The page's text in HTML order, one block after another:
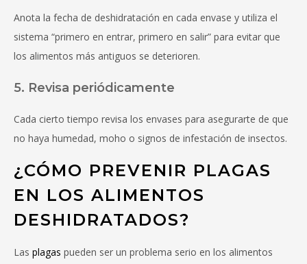
Anota la fecha de deshidratación en cada envase y utiliza el
sistema “primero en entrar, primero en salir” para evitar que
los alimentos más antiguos se deterioren.
5. Revisa periódicamente
Cada cierto tiempo revisa los envases para asegurarte de que
no haya humedad, moho o signos de infestación de insectos.
¿CÓMO PREVENIR PLAGAS
EN LOS ALIMENTOS
DESHIDRATADOS?
Las plagas pueden ser un problema serio en los alimentos